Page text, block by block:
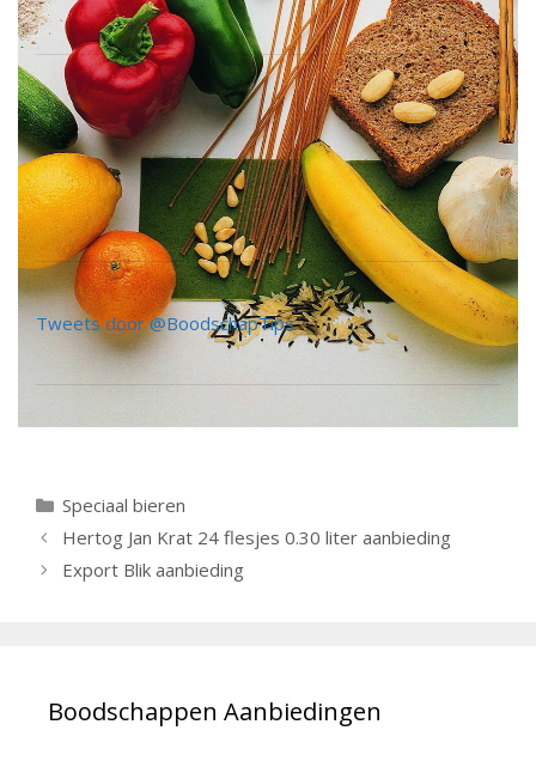
Tweets door @BoodschapTips
Categorieën
Speciaal bieren
Berichtnavigatie
Hertog Jan Krat 24 flesjes 0.30 liter aanbieding
Export Blik aanbieding
Boodschappen Aanbiedingen